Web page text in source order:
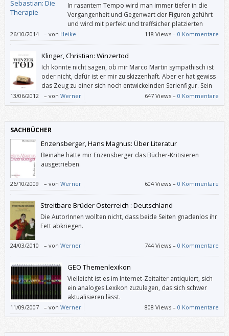
In rasantem Tempo wird man immer tiefer in die
Vergangenheit und Gegenwart der Figuren geführt
und wird mit perfekt und treffsicher platzierten
Cliffhangern ständig zum Weiterlesen animiert. Man
kann das Buch einfach nicht am Ende eines Kapitels weglegen – man will
endlich die Wahrheit um das Verschwinden der kleinen Josy wissen.
26/10/2014 – von Heike 118 Views –0 Kommentare
Klinger, Christian: Winzertod
Ich könnte nicht sagen, ob mir Marco Martin sympathisch ist
oder nicht, dafür ist er mir zu skizzenhaft. Aber er hat gewiss
das Zeug zu einer sich noch entwickelnden Serienfigur. Sein
erster großer Fall gemahnt an beschaulich-britische (oder
gemütlich-wienerische) Whodunits.
13/06/2012 – von Werner 647 Views –0 Kommentare
SACHBÜCHER
Enzensberger, Hans Magnus: Über Literatur
Beinahe hätte mir Enzensberger das Bücher-Kritisieren
ausgetrieben.
26/10/2009 – von Werner 604 Views –0 Kommentare
Streitbare Brüder Österreich : Deutschland
Die AutorInnen wollten nicht, dass beide Seiten gnadenlos ihr
Fett abkriegen.
24/03/2010 – von Werner 744 Views –0 Kommentare
GEO Themenlexikon
Vielleicht ist es im Internet-Zeitalter antiquiert, sich
ein analoges Lexikon zuzulegen, das sich schwer
aktualisieren lässt.
11/09/2007 – von Werner 808 Views –0 Kommentare